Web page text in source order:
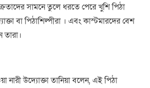
সামনেতুলে ধরতেপেরেখুশিপিঠা
বাপিঠাশিল্পীরা । এবংকাস্টমারদেরবেশ
তারা।
নারীউদ্যোক্তাতানিয়াবলেন,এইপিঠা